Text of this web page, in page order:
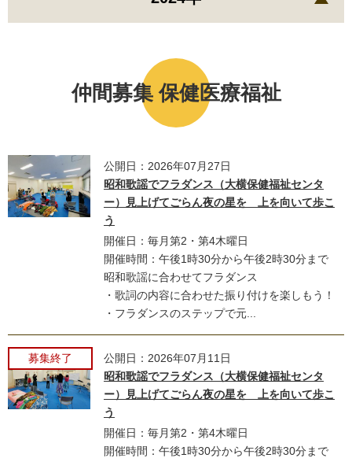
仲間募集 保健医療福祉
公開日：2026年07月27日
昭和歌謡でフラダンス（大横保健福祉センタ
ー）見上げてごらん夜の星を 上を向いて歩こ
う
開催日：毎月第2・第4木曜日
開催時間：午後1時30分から午後2時30分まで
昭和歌謡に合わせてフラダンス
・歌詞の内容に合わせた振り付けを楽しもう！
・フラダンスのステップで元...
募集終了
公開日：2026年07月11日
昭和歌謡でフラダンス（大横保健福祉センタ
ー）見上げてごらん夜の星を 上を向いて歩こ
う
開催日：毎月第2・第4木曜日
開催時間：午後1時30分から午後2時30分まで